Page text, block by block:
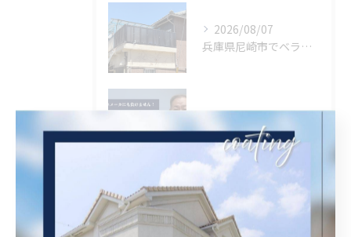
2026/08/07
兵庫県尼崎市でベランダリフォームを完工しました。
2026/08/06
2026/08/06